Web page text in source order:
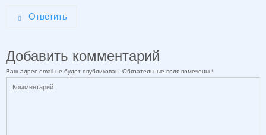
Ответить
Добавить комментарий
Ваш адрес email не будет опубликован. Обязательные поля помечены *